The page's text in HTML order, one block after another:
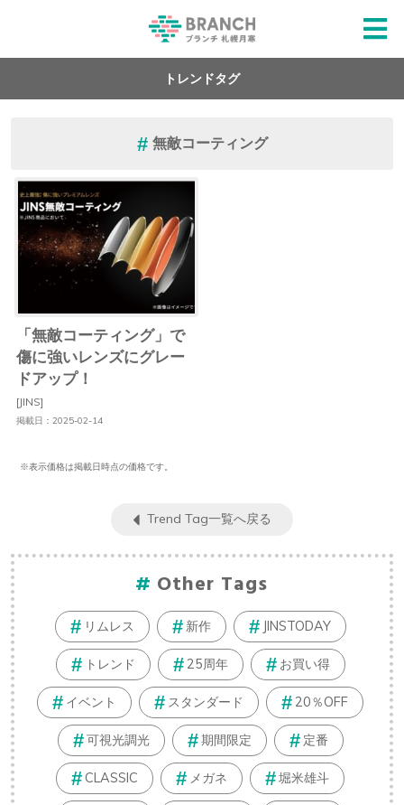
トレンドタグ
無敵コーティング
「無敵コーティング」で
傷に強いレンズにグレー
ドアップ！
[JINS]
掲載日：2025-02-14
※表示価格は掲載日時点の価格です。
Trend Tag一覧へ戻る
Other Tags
リムレス 新作 JINSTODAY
トレンド 25周年 お買い得
イベント スタンダード 20％OFF
可視光調光 期間限定 定番
CLASSIC メガネ 堀米雄斗